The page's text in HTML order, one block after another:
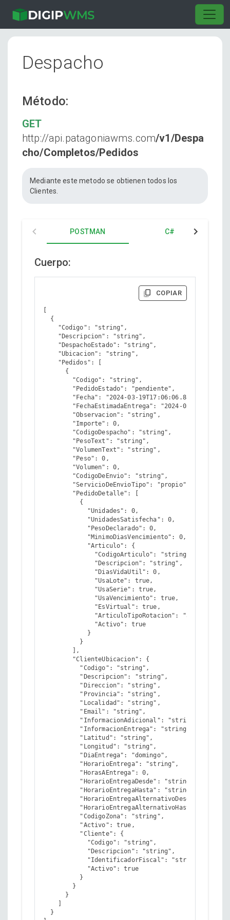
Despacho
Método:
GET
http://api.patagoniawms.com/v1/Despa
cho/Completos/Pedidos
Mediante este metodo se obtienen todos los
Clientes.
POSTMAN C#
Cuerpo:
COPIAR
  {
    "Codigo": "string",
    "Descripcion": "string",
    "DespachoEstado": "string",
    "Ubicacion": "string",
    "Pedidos": [
      {
        "Codigo": "string",
        "PedidoEstado": "pendiente",
        "Fecha": "2024-03-19T17:06:06.880Z",
"FechaEstimadaEntrega": "2024-03-
        "Observacion": "string",
        "Importe": 0,
        "CodigoDespacho": "string",
        "PesoText": "string",
        "VolumenText": "string",
        "Peso": 0,
        "Volumen": 0,
        "CodigoDeEnvio": "string",
        "ServicioDeEnvioTipo": "propio",
        "PedidoDetalle": [
          {
            "Unidades": 0,
            "UnidadesSatisfecha": 0,
            "PesoDeclarado": 0,
            "MinimoDiasVencimiento": 0,
            "Articulo": {
              "CodigoArticulo": "string",
              "Descripcion": "string",
              "DiasVidaUtil": 0,
              "UsaLote": true,
              "UsaSerie": true,
              "UsaVencimiento": true,
              "EsVirtual": true,
              "ArticuloTipoRotacion": "alta",
              "Activo": true
            }
          }
        ],
        "ClienteUbicacion": {
          "Codigo": "string",
          "Descripcion": "string",
          "Direccion": "string",
          "Provincia": "string",
          "Localidad": "string",
          "Email": "string",
          "InformacionAdicional": "string",
          "InformacionEntrega": "string",
          "Latitud": "string",
          "Longitud": "string",
          "DiaEntrega": "domingo",
          "HorarioEntrega": "string",
          "HorasAEntrega": 0,
          "HorarioEntregaDesde": "string",
          "HorarioEntregaHasta": "string",
"HorarioEntregaAlternativoDesde":
"HorarioEntregaAlternativoHasta":
          "CodigoZona": "string",
          "Activo": true,
          "Cliente": {
            "Codigo": "string",
            "Descripcion": "string",
            "IdentificadorFiscal": "string",
            "Activo": true
          }
        }
      }
  }